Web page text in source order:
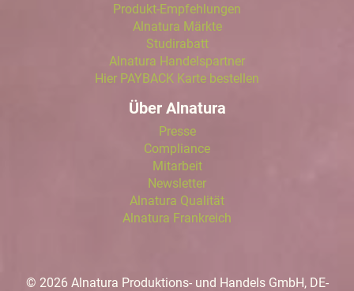
Produkt-Empfehlungen
Alnatura Märkte
Studirabatt
Alnatura Handelspartner
Hier PAYBACK Karte bestellen
Über Alnatura
Presse
Compliance
Mitarbeit
Newsletter
Alnatura Qualität
Alnatura Frankreich
© 2026 Alnatura Produktions- und Handels GmbH, DE-